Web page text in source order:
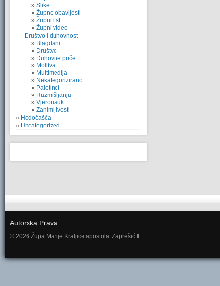
Slike
Župne obavijesti
Župni list
Župni video
Društvo i duhovnost
Blagdani
Društvo
Duhovne priče
Molitva
Multimedija
Nekategorizirano
Palotinci
Razmišljanja
Vjeronauk
Zanimljivosti
Hodočašća
Uncategorized
Autorska Prava
© 2026 Župa Marije Kraljice apostola, Zaprešić II.